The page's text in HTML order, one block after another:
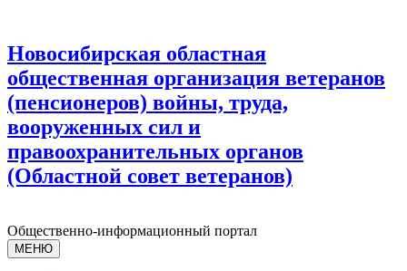
Новосибирская областная
общественная организация ветеранов
(пенсионеров) войны, труда,
вооруженных сил и
правоохранительных органов
(Областной совет ветеранов)
Общественно-информационный портал
МЕНЮ